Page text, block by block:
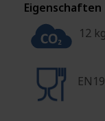
Eigenschaften
12